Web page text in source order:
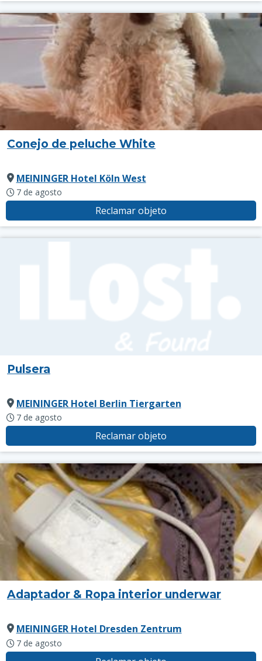
Conejo de peluche White
MEININGER Hotel Köln West
7 de agosto
Reclamar objeto
Pulsera
MEININGER Hotel Berlin Tiergarten
7 de agosto
Reclamar objeto
Adaptador & Ropa interior underwar
MEININGER Hotel Dresden Zentrum
7 de agosto